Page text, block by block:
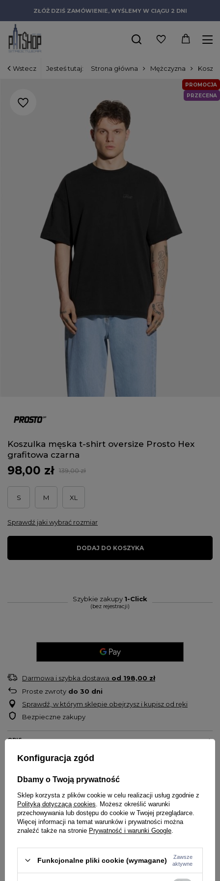
ZŁÓŻ DZIŚ ZAMÓWIENIE, WYŚLEMY W CIĄGU 2 DNI
Wstecz Jesteś tutaj: Strona główna Mężczyzna
PROMOCJA
PRZECENA
Koszulka męska t-shirt oversize Prosto Hex
grafitowa czarna
98,00 zł 139,00 zł
S M XL
Sprawdź jaki wybrać rozmiar
DODAJ DO KOSZYKA
Szybkie zakupy 1-Click
(bez rejestracji)
Darmowa i szybka dostawa od 198,00 zł
Proste zwroty do 30 dni
Sprawdź, w którym sklepie obejrzysz i kupisz od ręki
Bezpieczne zakupy
OPIS
T-shirt męskiProsto
Model Hex
Krójoversize
Na piersi małe logo marki
Jeśli lubisz nosić się wygodnie ta koszulka jest właśnie dla Ciebie
Materiałz efektem sprania
Marka Prosto kreuje klasykę już od 1999 roku
Jeśli lubisz wyróżniać się z tłumu postaw na PROSTO.
Konfiguracja zgód
Dbamy o Twoją prywatność
Sklep korzysta z plików cookie w celu realizacji usług zgodnie z
Polityką dotyczącą cookies . Możesz określić warunki
przechowywania lub dostępu do cookie w Twojej przeglądarce.
Więcej informacji na temat warunków i prywatności można
znaleźć także na stronie Prywatność i warunki Google
Funkcjonalne pliki cookie (wymagane)
Zawsze
aktywne